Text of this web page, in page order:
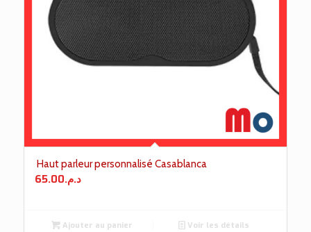
Haut parleur personnalisé Casablanca
د.م.65.00
Ajouter au panier Voir les détails